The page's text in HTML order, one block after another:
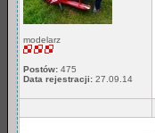
modelarz
Postów: 475
Data rejestracji: 27.09.14